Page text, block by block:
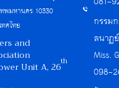
พมหานคร 10330
ศไทย
and
Unit A, 26th
กรรม
ลนาฏ
Miss.
098-